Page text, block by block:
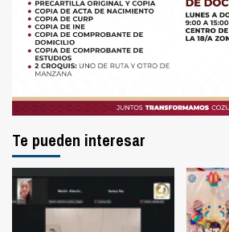
Te pueden interesar